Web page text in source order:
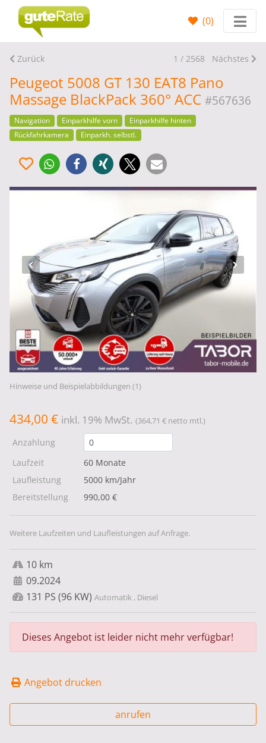
(0)
Zurück 1 / 2568 Nächstes
Peugeot 5008 GT 130 EAT8 Pano
Massage BlackPack 360° ACC #567636
Navigation Einparkhilfe vorn
Einparkhilfe hinten
Rückfahrkamera
Einparkh. selbstl.
Hinweise und Beispielabbildungen (1)
434,00 € inkl. 19% MwSt. (364,71 € netto mtl.)
Anzahlung
Laufzeit
60 Monate
Laufleistung
5000 km/Jahr
Bereitstellung
990,00 €
Weitere Laufzeiten und Laufleistungen auf Anfrage.
10 km
09.2024
131 PS (96 KW) Automatik , Diesel
Dieses Angebot ist leider nicht mehr verfügbar!
Angebot drucken
anrufen